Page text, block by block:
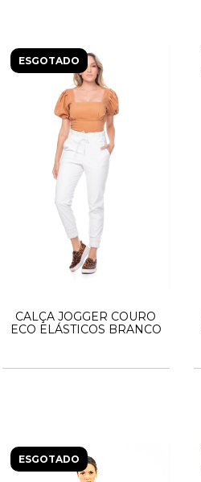
ESGOTADO
CALÇA JOGGER COURO
ECO ELÁSTICOS BRANCO
ESGOTADO